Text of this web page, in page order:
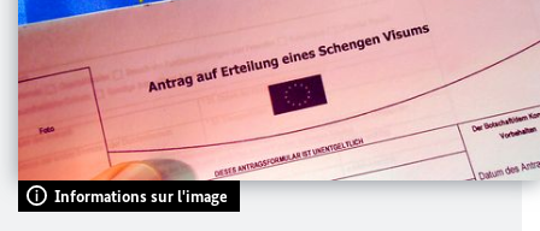
Informations sur l'image